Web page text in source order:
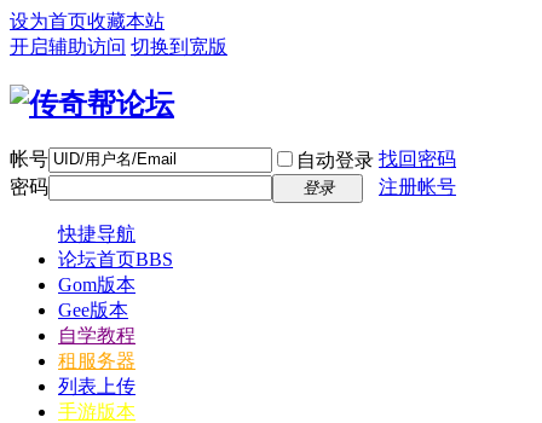
设为首页收藏本站
开启辅助访问 切换到宽版
帐号 自动登录 找回密码
密码
登录 注册帐号
快捷导航
论坛首页BBS
Gom版本
Gee版本
自学教程
租服务器
列表上传
手游版本